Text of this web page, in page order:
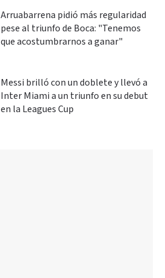
Arruabarrena pidió más regularidad
pese al triunfo de Boca: "Tenemos
que acostumbrarnos a ganar"
Messi brilló con un doblete y llevó a
Inter Miami a un triunfo en su debut
en la Leagues Cup